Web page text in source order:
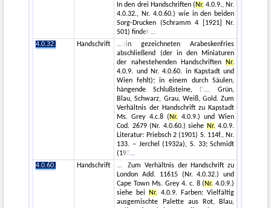
In den drei Handschriften (Nr.4.0.9., Nr.
4.0.32., Nr. 4.0.60.) wie in den beiden
Sorg-Drucken (Schramm 4 [1921] Nr.
501) findet
4.0.32.
Handschrift
ein gezeichneten Arabeskenfries
abschließend (der in den Miniaturen
der nahestehenden Handschriften Nr.
4.0.9. und Nr. 4.0.60. in Kapstadt und
Wien fehlt); in einem durch Säulen,
hängende Schlußsteine, D
, Grün,
Blau, Schwarz, Grau, Weiß, Gold. Zum
Verhältnis der Handschrift zu Kapstadt
Ms. Grey 4.c.8 (Nr.4.0.9.) und Wien
Cod. 2679 (Nr. 4.0.60.) siehe Nr.4.0.9.
Literatur: Priebsch 2 (1901) S. 114f., Nr.
133. – Jerchel (1932a), S. 33; Schmidt
(193
4.0.60.
Handschrift
. Zum Verhältnis der Handschrift zu
London Add. 11615 (Nr. 4.0.32.) und
Cape Town Ms. Grey 4. c. 8 (Nr. 4.0.9.)
siehe bei Nr. 4.0.9. Farben: Vielfältig
ausgemischte Palette aus Rot, Blau,